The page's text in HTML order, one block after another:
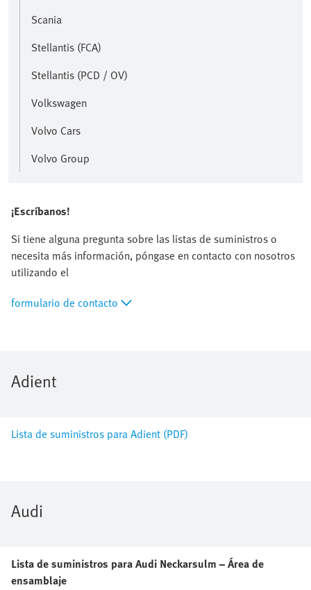
Scania
Stellantis (FCA)
Stellantis (PCD / OV)
Volkswagen
Volvo Cars
Volvo Group
¡Escríbanos!
Si tiene alguna pregunta sobre las listas de suministros o
necesita más información, póngase en contacto con nosotros
utilizando el
formulario de contacto
Adient
Lista de suministros para Adient (PDF)
Audi
Lista de suministros para Audi Neckarsulm – Área de
ensamblaje